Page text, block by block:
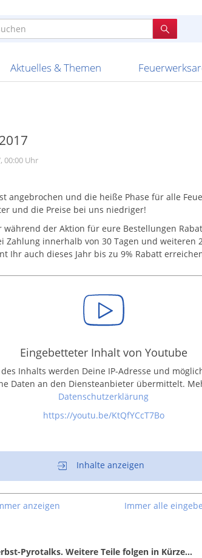
Schallerzeuger P1
Feuerwerk T1 Streich-
Knallkörper
Batterien
Aktuelles & Themen
Ladenverkauf 2024
20 Jahre Feuerwerksvitrine
Fireworks Apel Feuerwerk Argento Feuerwerk
BKV Vuurwerk Bothmer
Bestellschluss
Altersnachweis
00:00 Uhr
angebrochen und die heiße Phase für alle
und die Preise bei uns niedriger!
der Aktion für eure Bestellungen
Zahlung innerhalb von 30 Tagen und weiteren
Ihr auch dieses Jahr bis zu 9% Rabatt
Eingebetteter Inhalt von Youtube
Inhalts werden Deine IP-Adresse und
Daten an den Diensteanbieter übermittelt.
Datenschutzerklärung
https://youtu.be/KtQfYCcT7Bo
Inhalte anzeigen
anzeigen Immer alle
Pyrotalks. Weitere Teile folgen in Kürze...